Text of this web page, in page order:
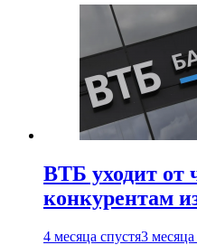
ВТБ уходит от
конкурентам
4 месяца спустя3 месяца